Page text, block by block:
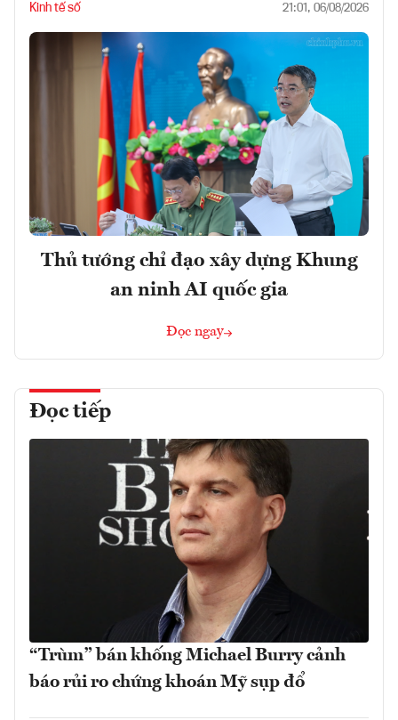
Kinh tế số 21:01, 06/08/2026
Thủ tướng chỉ đạo xây dựng Khung
an ninh AI quốc gia
Đọc ngay
Đọc tiếp
“Trùm” bán khống Michael Burry cảnh
báo rủi ro chứng khoán Mỹ sụp đổ